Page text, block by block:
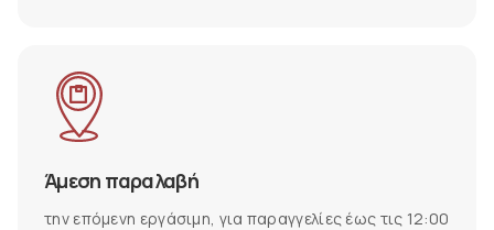
Άμεση παραλαβή
την επόμενη εργάσιμη, για παραγγελίες έως τις 12:00